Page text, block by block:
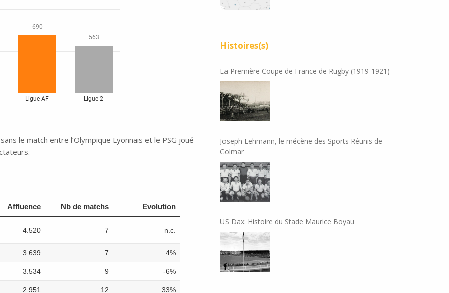
le match entre l’Olympique Lyonnais et le PSG joué
Histoires(s)
La Première Coupe de France de Rugby (1919-1921)
Joseph Lehmann, le mécène des Sports Réunis de
Colmar
US Dax: Histoire du Stade Maurice Boyau